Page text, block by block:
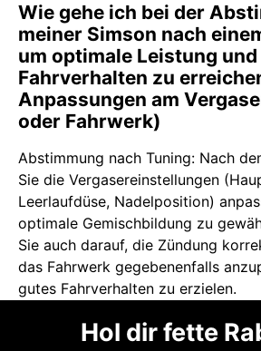
Wie gehe ich bei der
meiner Simson nach
um optimale Leistung und
Fahrverhalten zu
Anpassungen am
oder Fahrwerk)
Abstimmung nach Tuning: Nach
Sie die Vergasereinstellungen
Leerlaufdüse, Nadelposition)
optimale Gemischbildung zu
Sie auch darauf, die Zündung
das Fahrwerk gegebenenfalls
gutes Fahrverhalten zu erzielen.
Hol dir fette